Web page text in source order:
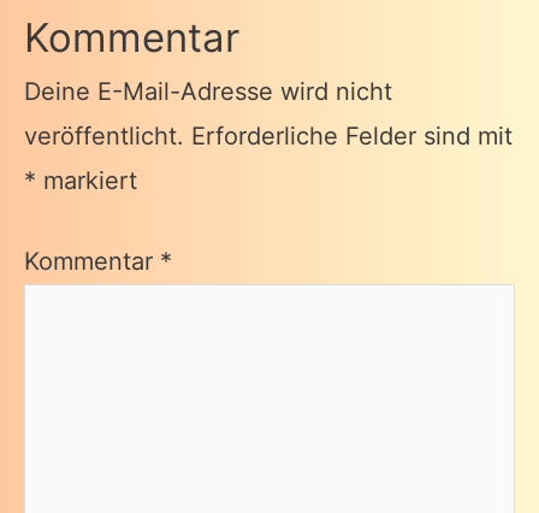
Kommentar
Deine E-Mail-Adresse wird nicht
veröffentlicht. Erforderliche Felder sind mit
* markiert
Kommentar *